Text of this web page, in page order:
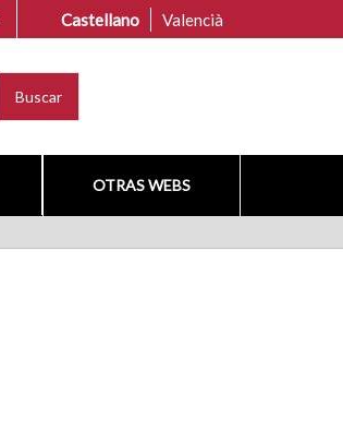
Castellano Valencià
OTRAS WEBS